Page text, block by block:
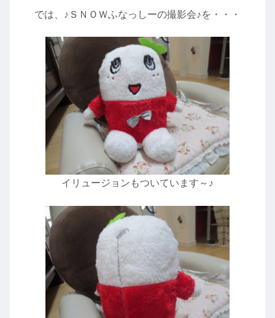
では、♪ＳＮＯＷふなっしーの撮影会♪を・・・
イリュージョンもついています～♪